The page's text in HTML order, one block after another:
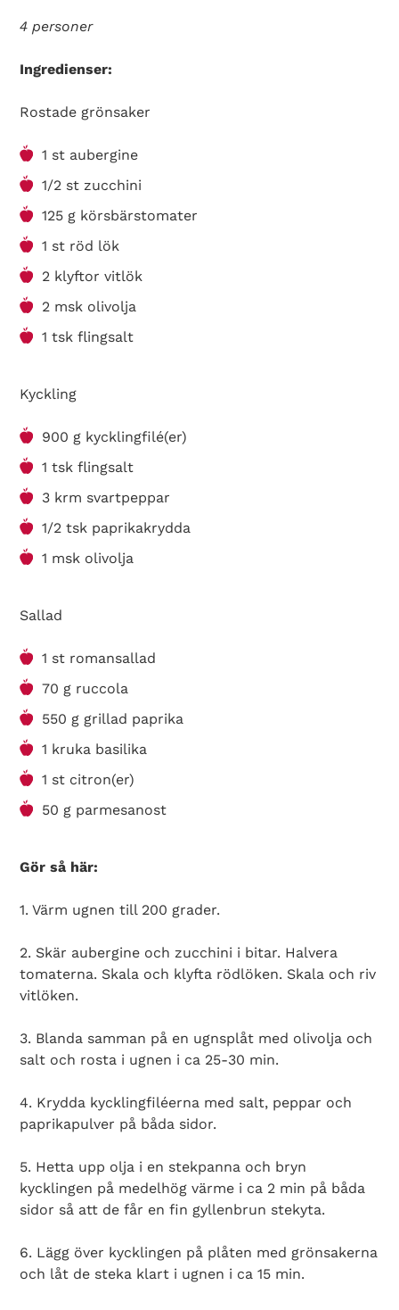
4 personer
Ingredienser:
Rostade grönsaker
1 st aubergine
1/2 st zucchini
125 g körsbärstomater
1 st röd lök
2 klyftor vitlök
2 msk olivolja
1 tsk flingsalt
Kyckling
900 g kycklingfilé(er)
1 tsk flingsalt
3 krm svartpeppar
1/2 tsk paprikakrydda
1 msk olivolja
Sallad
1 st romansallad
70 g ruccola
550 g grillad paprika
1 kruka basilika
1 st citron(er)
50 g parmesanost
Gör så här:
1. Värm ugnen till 200 grader.
2. Skär aubergine och zucchini i bitar. Halvera
tomaterna. Skala och klyfta rödlöken. Skala och riv
vitlöken.
3. Blanda samman på en ugnsplåt med olivolja och
salt och rosta i ugnen i ca 25-30 min.
4. Krydda kycklingfiléerna med salt, peppar och
paprikapulver på båda sidor.
5. Hetta upp olja i en stekpanna och bryn
kycklingen på medelhög värme i ca 2 min på båda
sidor så att de får en fin gyllenbrun stekyta.
6. Lägg över kycklingen på plåten med grönsakerna
och låt de steka klart i ugnen i ca 15 min.